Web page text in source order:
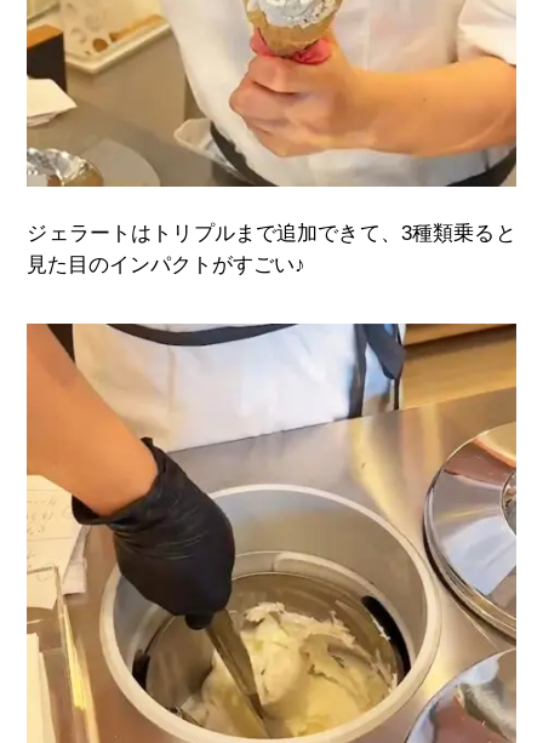
ジェラートはトリプルまで追加できて、 3種類乗ると
見た目のインパクトがすごい♪